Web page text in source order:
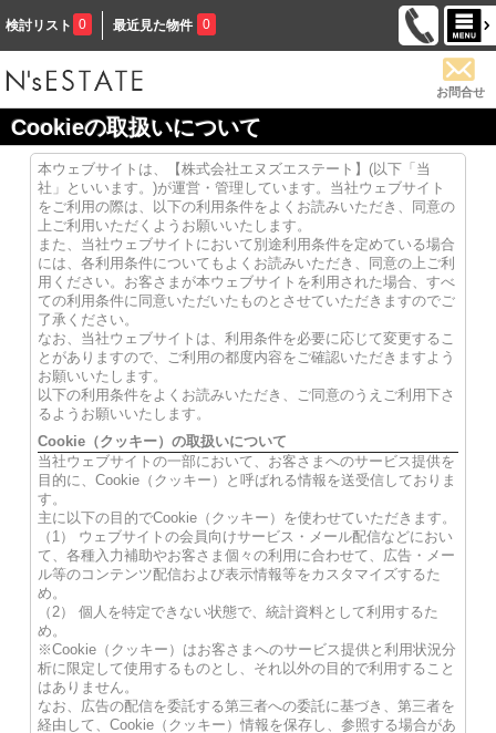
検討リスト 0 最近見た物件 0
お問合せ
Cookieの取扱いについて
本ウェブサイトは、【株式会社エヌズエステート】(以下「当
社」といいます。)が運営・管理しています。当社ウェブサイト
をご利用の際は、以下の利用条件をよくお読みいただき、同意の
上ご利用いただくようお願いいたします。
また、当社ウェブサイトにおいて別途利用条件を定めている場合
には、各利用条件についてもよくお読みいただき、同意の上ご利
用ください。お客さまが本ウェブサイトを利用された場合、すべ
ての利用条件に同意いただいたものとさせていただきますのでご
了承ください。
なお、当社ウェブサイトは、利用条件を必要に応じて変更するこ
とがありますので、ご利用の都度内容をご確認いただきますよう
お願いいたします。
以下の利用条件をよくお読みいただき、ご同意のうえご利用下さ
るようお願いいたします。
Cookie（クッキー）の取扱いについて
当社ウェブサイトの一部において、お客さまへのサービス提供を
目的に、Cookie（クッキー）と呼ばれる情報を送受信しておりま
す。
主に以下の目的でCookie（クッキー）を使わせていただきます。
（1） ウェブサイトの会員向けサービス・メール配信などにおい
て、各種入力補助やお客さま個々の利用に合わせて、広告・メー
ル等のコンテンツ配信および表示情報等をカスタマイズするた
め。
（2） 個人を特定できない状態で、統計資料として利用するた
め。
※Cookie（クッキー）はお客さまへのサービス提供と利用状況分
析に限定して使用するものとし、それ以外の目的で利用すること
はありません。
なお、広告の配信を委託する第三者への委託に基づき、第三者を
経由して、Cookie（クッキー）情報を保存し、参照する場合があ